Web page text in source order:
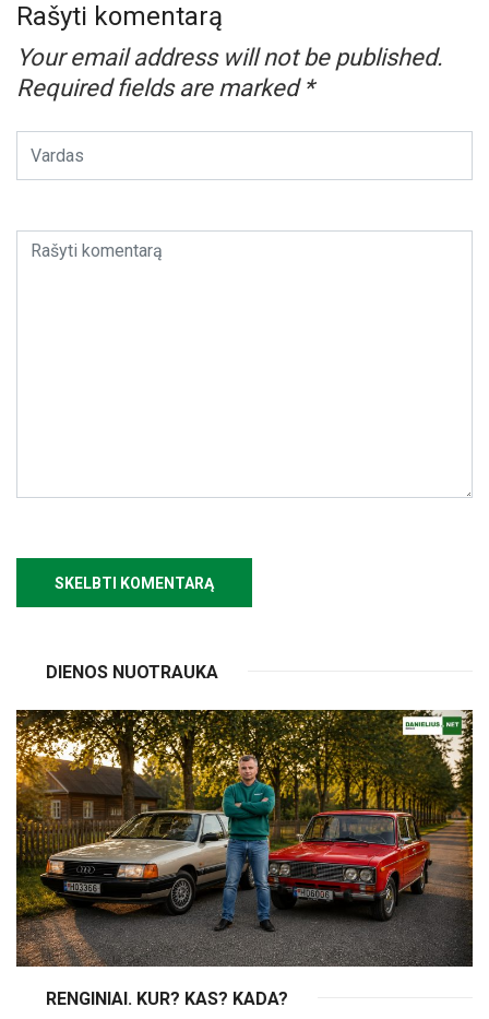
Rašyti komentarą
Your email address will not be published.
Required fields are marked *
DIENOS NUOTRAUKA
RENGINIAI. KUR? KAS? KADA?